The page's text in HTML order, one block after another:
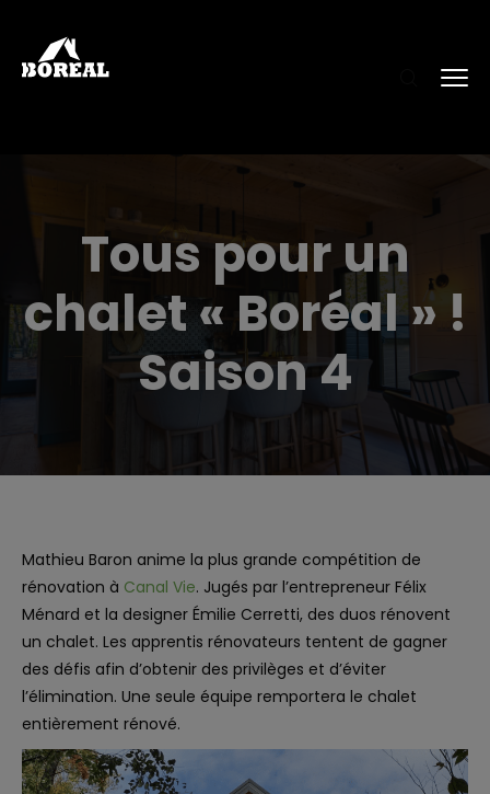
Tous pour un
chalet « Boréal » !
Saison 4
Mathieu Baron anime la plus grande compétition de
rénovation à Canal Vie. Jugés par l’entrepreneur Félix
Ménard et la designer Émilie Cerretti, des duos rénovent
un chalet. Les apprentis rénovateurs tentent de gagner
des défis afin d’obtenir des privilèges et d’éviter
l’élimination. Une seule équipe remportera le chalet
entièrement rénové.